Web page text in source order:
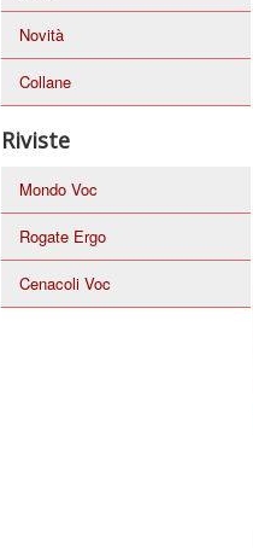
Novità
Collane
Riviste
Mondo Voc
Rogate Ergo
Cenacoli Voc